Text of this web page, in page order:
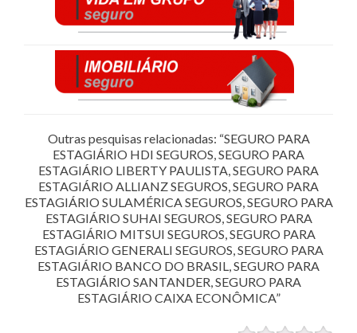
Outras pesquisas relacionadas: “SEGURO PARA
ESTAGIÁRIO HDI SEGUROS, SEGURO PARA
ESTAGIÁRIO LIBERTY PAULISTA, SEGURO PARA
ESTAGIÁRIO ALLIANZ SEGUROS, SEGURO PARA
ESTAGIÁRIO SULAMÉRICA SEGUROS, SEGURO PARA
ESTAGIÁRIO SUHAI SEGUROS, SEGURO PARA
ESTAGIÁRIO MITSUI SEGUROS, SEGURO PARA
ESTAGIÁRIO GENERALI SEGUROS, SEGURO PARA
ESTAGIÁRIO BANCO DO BRASIL, SEGURO PARA
ESTAGIÁRIO SANTANDER, SEGURO PARA
ESTAGIÁRIO CAIXA ECONÔMICA”